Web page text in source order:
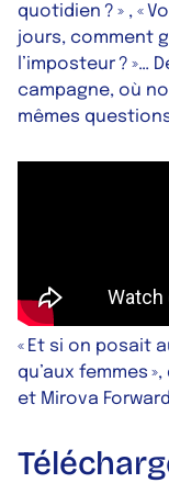
quotidien ? » , «
jours, comment
l’imposteur ? »…
campagne, où
mêmes
« Et si on posait
qu’aux femmes
et Mirova